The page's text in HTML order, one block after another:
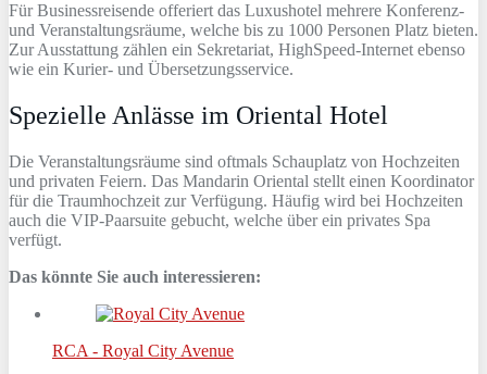
Für Businessreisende offeriert das Luxushotel mehrere Konferenz-
und Veranstaltungsräume, welche bis zu 1000 Personen Platz bieten.
Zur Ausstattung zählen ein Sekretariat, HighSpeed-Internet ebenso
wie ein Kurier- und Übersetzungsservice.
Spezielle Anlässe im Oriental Hotel
Die Veranstaltungsräume sind oftmals Schauplatz von Hochzeiten
und privaten Feiern. Das Mandarin Oriental stellt einen Koordinator
für die Traumhochzeit zur Verfügung. Häufig wird bei Hochzeiten
auch die VIP-Paarsuite gebucht, welche über ein privates Spa
verfügt.
Das könnte Sie auch interessieren:
RCA - Royal City Avenue